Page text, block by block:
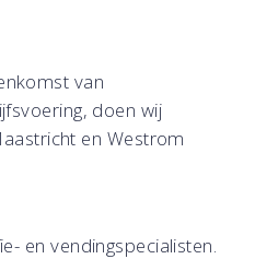
van
doen wij
en Westrom
en vendingspecialisten.